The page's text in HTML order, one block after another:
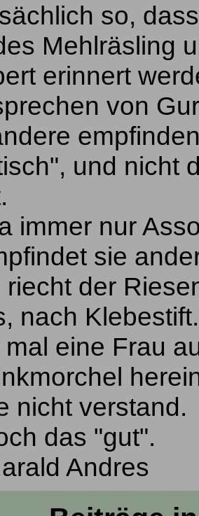
so,
Mehlräsling
erinnert
von
und nicht
immer nur
sie
riecht der
nach
mal eine Frau
nicht verstand.
das "gut".
Andres